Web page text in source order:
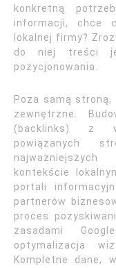
konkretną
informacji, chce
lokalnej firmy?
do niej treści
pozycjonowania.
Poza samą stroną,
zewnętrzne.
(backlinks) z
powiązanych
kontekście
portali
partnerów
proces
zasadami
optymalizacja
Kompletne dane,